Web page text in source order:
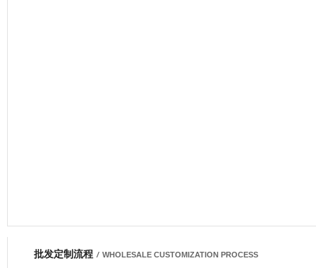
网商会会员
批发定制流程 / WHOLESALE CUSTOMIZATION PROCESS